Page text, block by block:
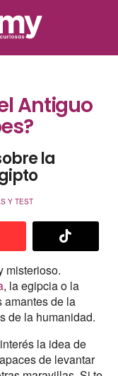
Antiguo
la
Y TEST
misterioso.
, la egipcia o la
amantes de la
de la humanidad.
la idea de
de levantar